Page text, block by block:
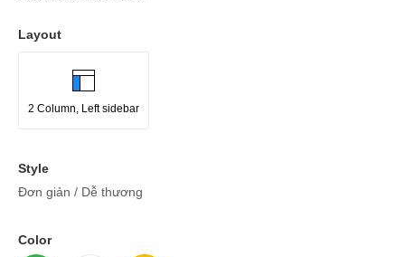
Layout
2 Column, Left sidebar
Style
Đơn giản / Dễ thương
Color